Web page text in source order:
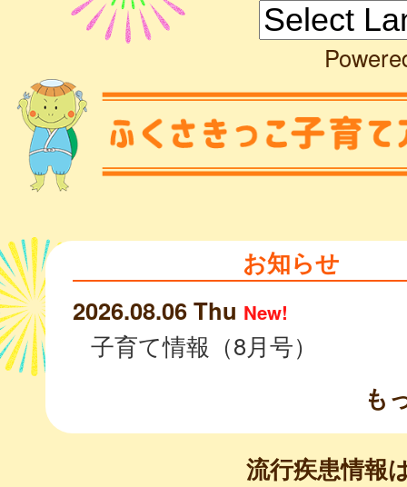
お知らせ
2026.08.06 Thu New!
子育て情報（8月号）
も
流行疾患情報